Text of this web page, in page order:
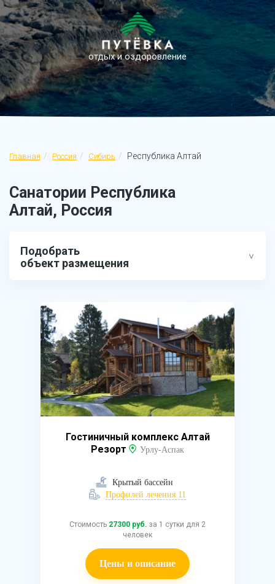
отдых и оздоровление
Главная Россия Сибирь Республика Алтай
Санатории Республика
Алтай, Россия
Подобрать
объект размещения
Гостиничный комплекс Алтай
Резорт
Урлу-Аспак
Крытый бассейн
Профилей лечения 11
Стоимость 27300 руб. за 1 сутки для 2
человек
Цены и описание